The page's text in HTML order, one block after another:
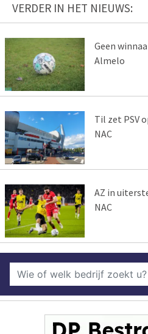
VERDER IN HET NIEUWS:
Geen
Almelo
Til zet PSV
NAC
AZ in
NAC